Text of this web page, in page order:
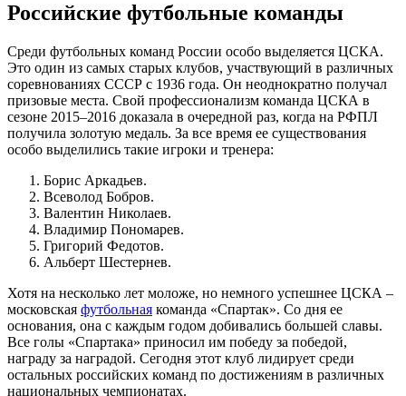
Российские футбольные команды
Среди футбольных команд России особо выделяется ЦСКА.
Это один из самых старых клубов, участвующий в различных
соревнованиях СССР с 1936 года. Он неоднократно получал
призовые места. Свой профессионализм команда ЦСКА в
сезоне 2015–2016 доказала в очередной раз, когда на РФПЛ
получила золотую медаль. За все время ее существования
особо выделились такие игроки и тренера:
Борис Аркадьев.
Всеволод Бобров.
Валентин Николаев.
Владимир Пономарев.
Григорий Федотов.
Альберт Шестернев.
Хотя на несколько лет моложе, но немного успешнее ЦСКА –
московская футбольная команда «Спартак». Со дня ее
основания, она с каждым годом добивались большей славы.
Все голы «Спартака» приносил им победу за победой,
награду за наградой. Сегодня этот клуб лидирует среди
остальных российских команд по достижениям в различных
национальных чемпионатах.